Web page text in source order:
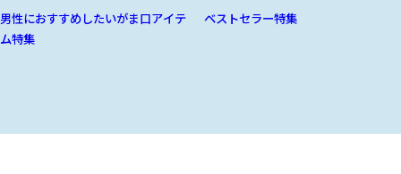
男性におすすめしたいがま口アイテ
ム特集
ベストセラー特集